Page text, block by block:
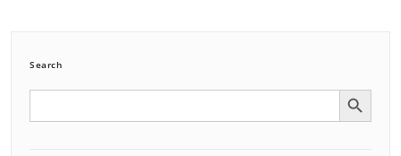
Search
Search Search Button